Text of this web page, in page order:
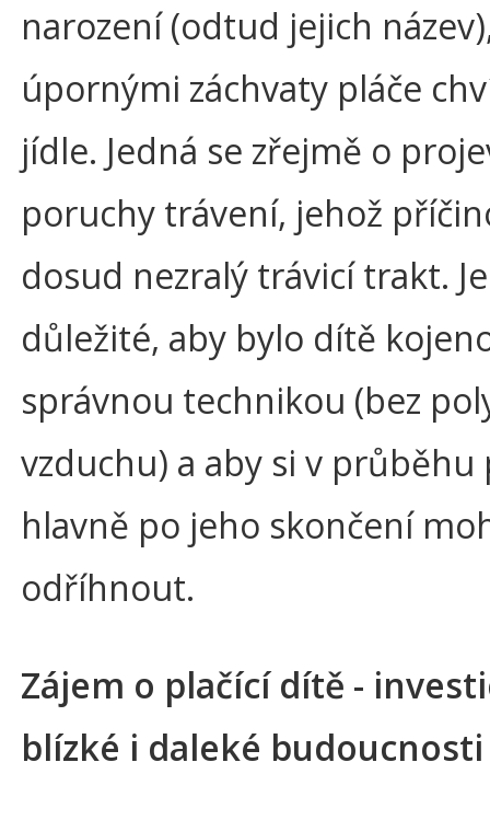
narození (odtud jejich
úpornými záchvaty pláče
jídle. Jedná se zřejmě o
poruchy trávení, jehož
dosud nezralý trávicí trakt. Je
důležité, aby bylo dítě
správnou technikou (bez
vzduchu) a aby si v průběhu
hlavně po jeho skončení
odříhnout.
Zájem o plačící dítě -
blízké i daleké budoucnosti